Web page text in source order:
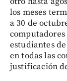
los meses
a 30 de
estudiantes
en todas las
justificación